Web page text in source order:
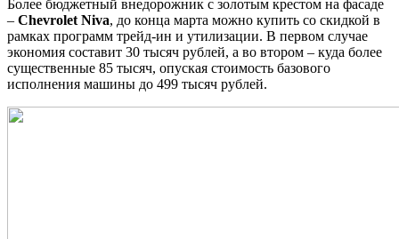
Более бюджетный внедорожник с золотым крестом на фасаде
– Chevrolet Niva, до конца марта можно купить со скидкой в
рамках программ трейд-ин и утилизации. В первом случае
экономия составит 30 тысяч рублей, а во втором – куда более
существенные 85 тысяч, опуская стоимость базового
исполнения машины до 499 тысяч рублей.